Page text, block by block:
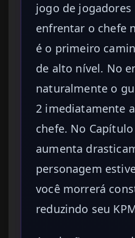
jogo de jogadores
enfrentar o chefe
é o primeiro
de alto nível. No
naturalmente o
2 imediatamente
chefe. No
aumenta
personagem
você morrerá
reduzindo seu